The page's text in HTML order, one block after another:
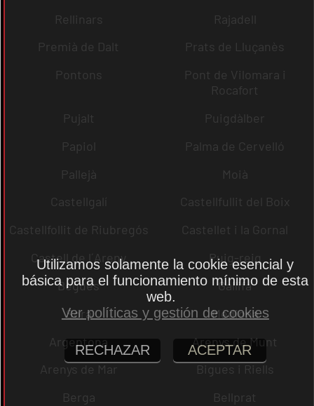
Rellinars
Rajadell
Premià de Dalt
Prats de Lluçanès
Pontons
Pont de Vilomara i
Rocafort
Pujalt
Puigdàlber
Papiol
Palma de Cervelló
Pallejà
Moià
Castellgalí
Castellfullit del Boix
Castellfollit de Riubregós
Castellet i la Gornal
Castell de l´Areny
Puig-reig
Begues
Gallifa
Sora
Mediona
Argentona
Arenys de Munt
Arenys de Mar
Bigues i Riells
Berga
Bellprat
Utilizamos solamente la cookie esencial y
básica para el funcionamiento mínimo de esta
web.
Ver políticas y gestión de cookies
RECHAZAR ACEPTAR